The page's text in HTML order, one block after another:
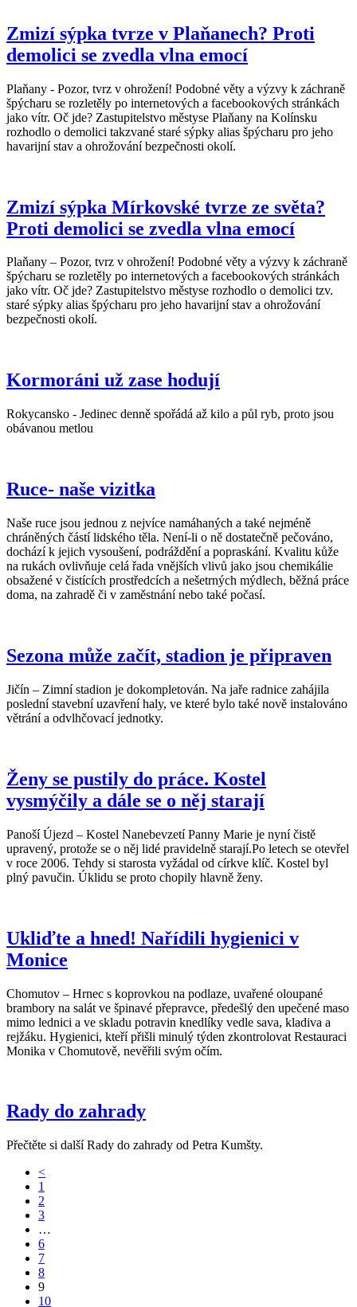
Zmizí sýpka tvrze v Plaňanech? Proti
demolici se zvedla vlna emocí
Plaňany - Pozor, tvrz v ohrožení! Podobné věty a výzvy k záchraně
špýcharu se rozletěly po internetových a facebookových stránkách
jako vítr. Oč jde? Zastupitelstvo městyse Plaňany na Kolínsku
rozhodlo o demolici takzvané staré sýpky alias špýcharu pro jeho
havarijní stav a ohrožování bezpečnosti okolí.
Zmizí sýpka Mírkovské tvrze ze světa?
Proti demolici se zvedla vlna emocí
Plaňany – Pozor, tvrz v ohrožení! Podobné věty a výzvy k záchraně
špýcharu se rozletěly po internetových a facebookových stránkách
jako vítr. Oč jde? Zastupitelstvo městyse rozhodlo o demolici tzv.
staré sýpky alias špýcharu pro jeho havarijní stav a ohrožování
bezpečnosti okolí.
Kormoráni už zase hodují
Rokycansko - Jedinec denně spořádá až kilo a půl ryb, proto jsou
obávanou metlou
Ruce- naše vizitka
Naše ruce jsou jednou z nejvíce namáhaných a také nejméně
chráněných částí lidského těla. Není-li o ně dostatečně pečováno,
dochází k jejich vysoušení, podráždění a popraskání. Kvalitu kůže
na rukách ovlivňuje celá řada vnějších vlivů jako jsou chemikálie
obsažené v čistících prostředcích a nešetrných mýdlech, běžná práce
doma, na zahradě či v zaměstnání nebo také počasí.
Sezona může začít, stadion je připraven
Jičín – Zimní stadion je dokompletován. Na jaře radnice zahájila
poslední stavební uzavření haly, ve které bylo také nově instalováno
větrání a odvlhčovací jednotky.
Ženy se pustily do práce. Kostel
vysmýčily a dále se o něj starají
Panoší Újezd – Kostel Nanebevzetí Panny Marie je nyní čistě
upravený, protože se o něj lidé pravidelně starají.Po letech se otevřel
v roce 2006. Tehdy si starosta vyžádal od církve klíč. Kostel byl
plný pavučin. Úklidu se proto chopily hlavně ženy.
Ukliďte a hned! Nařídili hygienici v
Monice
Chomutov – Hrnec s koprovkou na podlaze, uvařené oloupané
brambory na salát ve špinavé přepravce, předešlý den upečené maso
mimo lednici a ve skladu potravin knedlíky vedle sava, kladiva a
rejžáku. Hygienici, kteří přišli minulý týden zkontrolovat Restauraci
Monika v Chomutově, nevěřili svým očím.
Rady do zahrady
Přečtěte si další Rady do zahrady od Petra Kumšty.
<
1
2
3
…
6
7
8
9
10